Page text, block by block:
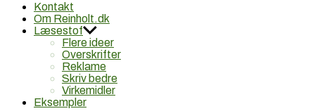
reklameKontakt
Om Reinholt.dk
Læsestof
Flere ideer
Overskrifter
Reklame
Skriv bedre
Virkemidler
Eksempler